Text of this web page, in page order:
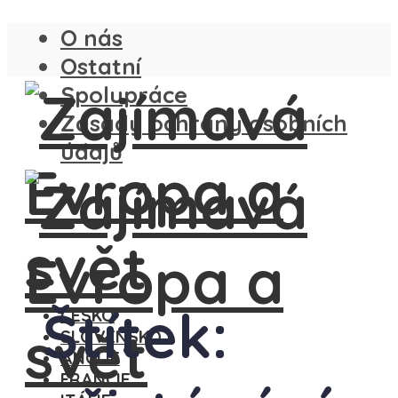
O nás
Ostatní
Spolupráce
Zásady ochrany osobních
údajů
ČESKO
SLOVENSKO
ANGLIE
FRANCIE
Štítek: